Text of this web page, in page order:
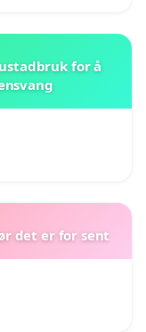
for å
det er for sent